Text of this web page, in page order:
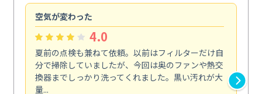
空気が変わった
4.0
夏前の点検も兼ねて依頼。以前はフィルターだけ自
分で掃除していましたが、今回は奥のファンや熱交
換器までしっかり洗ってくれました。黒い汚れが大
量...